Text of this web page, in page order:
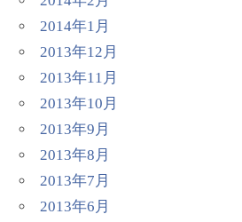
2014年1月
2013年12月
2013年11月
2013年10月
2013年9月
2013年8月
2013年7月
2013年6月